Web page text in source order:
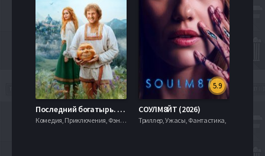
Последний богатырь. Колобок (2026)
Комедия, Приключения, Фэнтези,
5.9
СОУЛМ8ЙТ (2026)
Триллер, Ужасы, Фантастика,